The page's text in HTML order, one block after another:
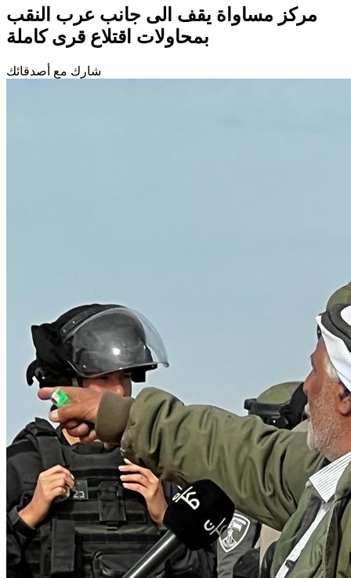
مركز مساواة يقف الى جانب عرب النقب
بمحاولات اقتلاع قرى كاملة
شارك مع أصدقائك